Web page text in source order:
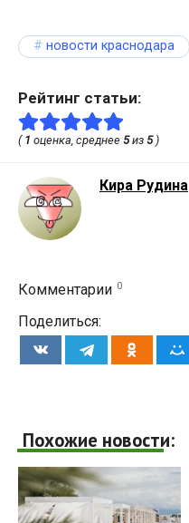
новости краснодара
Рейтинг статьи:
( 1 оценка, среднее 5из 5)
Кира Рудина
Комментарии 0
Поделиться:
Похожие новости: